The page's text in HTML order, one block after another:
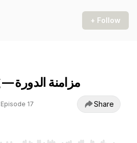
+ Follow
Cycle Syncing — مزامنة الدورة
Episode 17 Share